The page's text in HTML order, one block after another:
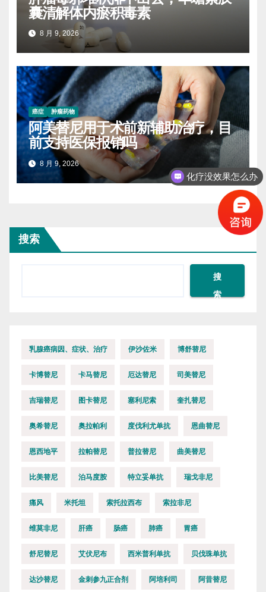
囊清解体内瘀积毒素
8 月 9, 2026
癌症 肿瘤药物
阿美替尼用于术前新辅助治疗，目
前支持医保报销吗
8 月 9, 2026
搜索
搜
索
乳腺癌病因、症状、治疗 伊沙佐米 博舒替尼
卡博替尼 卡马替尼 厄达替尼 司美替尼
吉瑞替尼 图卡替尼 塞利尼索 奎扎替尼
奥希替尼 奥拉帕利 度伐利尤单抗 恩曲替尼
恩西地平 拉帕替尼 普拉替尼 曲美替尼
比美替尼 泊马度胺 特立妥单抗 瑞戈非尼
痛风 米托坦 索托拉西布 索拉非尼
维莫非尼 肝癌 肠癌 肺癌 胃癌
舒尼替尼 艾伏尼布 西米普利单抗 贝伐珠单抗
达沙替尼 金刺参九正合剂 阿培利司 阿昔替尼
化疗没效果怎么办